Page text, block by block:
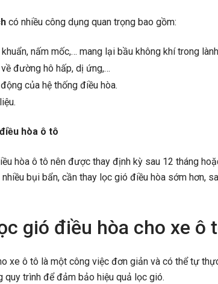
có nhiều công dụng quan trọng bao gồm:
nấm mốc,… mang lại bầu không khí trong
đường hô hấp, dị ứng,…
của hệ thống điều hòa.
hòa ô tô
hòa ô tô nên được thay định kỳ sau 12 tháng
bụi bẩn, cần thay lọc gió điều hòa sớm hơn,
gió điều hòa cho xe ô
xe ô tô là một công việc đơn giản và có thể tự
quy trình để đảm bảo hiệu quả lọc gió.